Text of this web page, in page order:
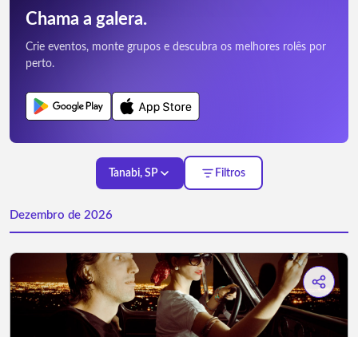
Chama a galera.
Crie eventos, monte grupos e descubra os melhores rolês por
perto.
Tanabi, SP Filtros
Dezembro de 2026